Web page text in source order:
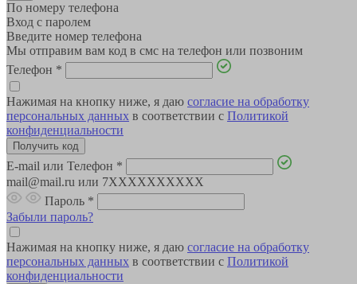
По номеру телефона
Вход с паролем
Введите номер телефона
Мы отправим вам код в смс на телефон или позвоним
Телефон *
Нажимая на кнопку ниже, я даю согласие на обработку
персональных данных в соответствии с Политикой
конфиденциальности
E-mail или Телефон *
mail@mail.ru или 7XXXXXXXXXX
Пароль *
Забыли пароль?
Нажимая на кнопку ниже, я даю согласие на обработку
персональных данных в соответствии с Политикой
конфиденциальности